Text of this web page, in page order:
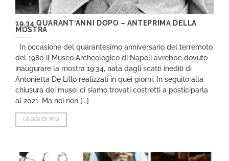
19.34 QUARANT’ANNI DOPO – ANTEPRIMA DELLA
MOSTRA
In occasione del quarantesimo anniversario del terremoto
del 1980 il Museo Archeologico di Napoli avrebbe dovuto
inaugurare la mostra 19:34, nata dagli scatti inediti di
Antonietta De Lillo realizzati in quei giorni. In seguito alla
chiusura dei musei ci siamo trovati costretti a posticiparla
al 2021. Ma noi non [...]
LEGGI DI PIÙ